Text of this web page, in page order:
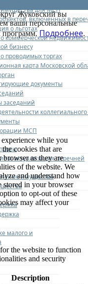
для МСП
включенных в
о льготах
коммерческой
бизнесу
проводимых торгах
карта Московской
документы
заседаний
МСП
и актуализация перечней
имущества
малого и
Жуковский вы
ваши персональные
программ. Подробнее.
while you
cookies that are
browser as they are
of the website. We
and understand how
stored in your browser
to opt-out of these
may affect your
the website to function
and security
Description